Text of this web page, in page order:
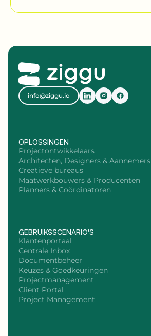
info@ziggu.io
OPLOSSINGEN
Projectontwikkelaars
Architecten, Designers & Aannemers
Creatieve bureaus
Maatwerkbouwers & Producenten
Planners & Coördinatoren
GEBRUIKSSCENARIO'S
Klantenportaal
Centrale Inbox
Documentbeheer
Keuzes & Goedkeuringen
Projectmanagement
Client Portal
Project Management